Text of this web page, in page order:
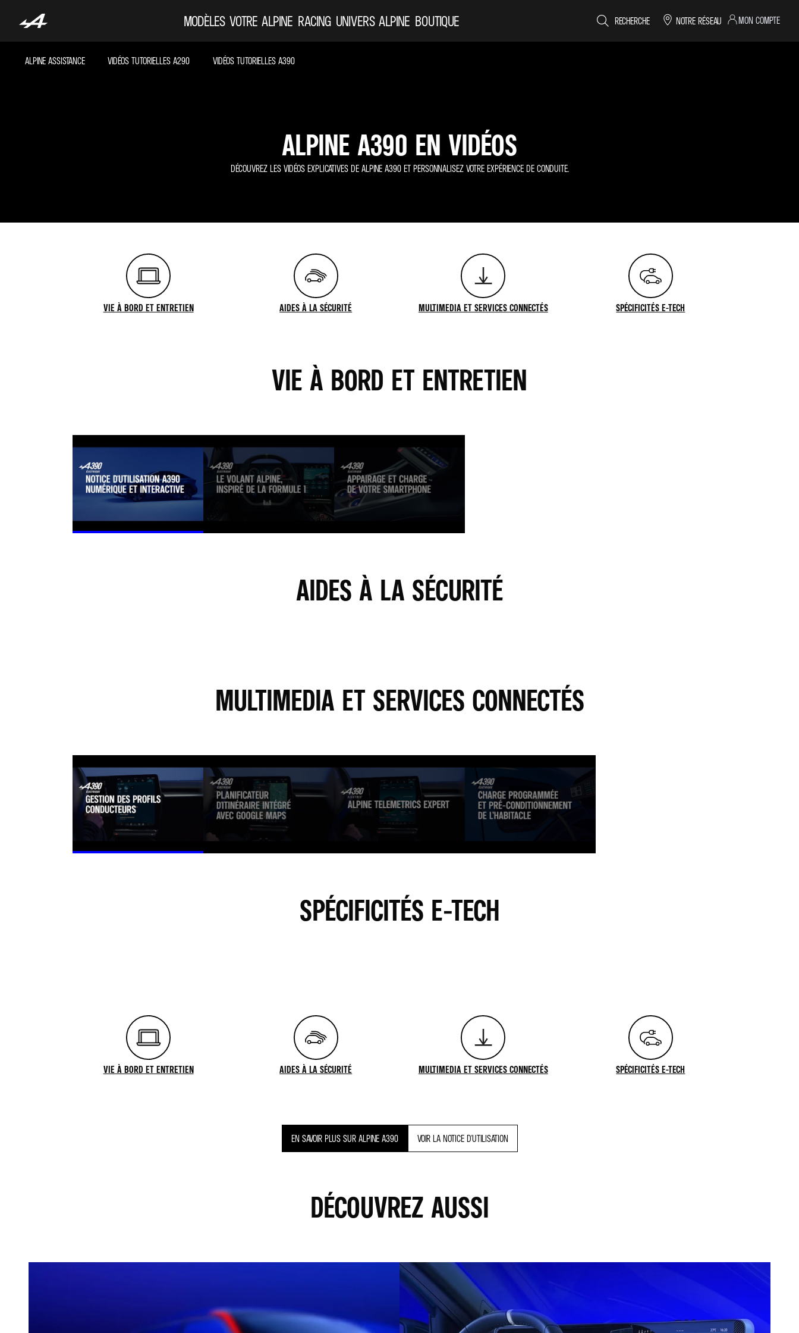
MODÈLES VOTRE ALPINE RACING UNIVERS ALPINE BOUTIQUE RECHERCHE NOTRE RÉSEAU MON COMPTE
ALPINE ASSISTANCE VIDÉOS TUTORIELLES A290 VIDÉOS TUTORIELLES A390
ALPINE A390 EN VIDÉOS
DÉCOUVREZ LES VIDÉOS EXPLICATIVES DE ALPINE A390 ET PERSONNALISEZ VOTRE EXPÉRIENCE DE CONDUITE.
VIE À BORD ET ENTRETIEN AIDES À LA SÉCURITÉ MULTIMEDIA ET SERVICES CONNECTÉS SPÉCIFICITÉS E-TECH
VIE À BORD ET ENTRETIEN
NOTRE SITE. VOUS POUVEZ REVENIR SUR VOTRE CHOIX À TOUT MOMENT. PLUS D'INFORMATIONS SUR LA POLITIQUE DE COOKIE YOUTUBE : HTTPS://WWW.GOOGLE.FR/INTL/FR/POLICIES/PRIVACY
J'ACCEPTE
AIDES À LA SÉCURITÉ
MULTIMEDIA ET SERVICES CONNECTÉS
NOTRE SITE. VOUS POUVEZ REVENIR SUR VOTRE CHOIX À TOUT MOMENT. PLUS D'INFORMATIONS SUR LA POLITIQUE DE COOKIE YOUTUBE : HTTPS://WWW.GOOGLE.FR/INTL/FR/POLICIES/PRIVACY
JE REFUSE J'ACCEPTE
SPÉCIFICITÉS E-TECH
VIE À BORD ET ENTRETIEN AIDES À LA SÉCURITÉ MULTIMEDIA ET SERVICES CONNECTÉS SPÉCIFICITÉS E-TECH
EN SAVOIR PLUS SUR ALPINE A390 VOIR LA NOTICE D'UTILISATION
DÉCOUVREZ AUSSI